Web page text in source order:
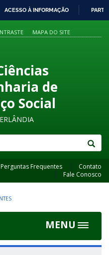
ACESSO À INFORMAÇÃO
MAPA DO SITE
de
Social
Perguntas Frequentes
Contato
Fale Conosco
MENU
Toggle